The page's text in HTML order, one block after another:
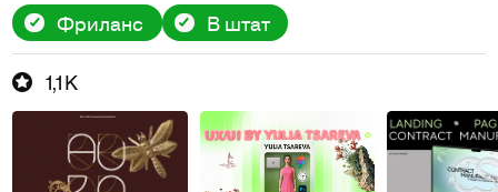
Фриланс В штат
1,1K